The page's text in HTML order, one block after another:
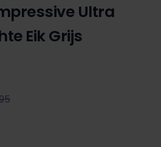
Ultra
Eik Grijs